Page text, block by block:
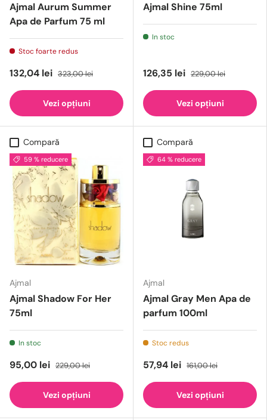
Ajmal Aurum Summer
Apa de Parfum 75 ml
Stoc foarte redus
132,04 lei 323,00 lei
Vezi opțiuni
Ajmal Shine 75ml
In stoc
126,35 lei 229,00 lei
Vezi opțiuni
Compară
59 % reducere
Ajmal
Ajmal Shadow For Her
75ml
In stoc
95,00 lei 229,00 lei
Vezi opțiuni
Compară
64 % reducere
Ajmal
Ajmal Gray Men Apa de
parfum 100ml
Stoc redus
57,94 lei 161,00 lei
Vezi opțiuni